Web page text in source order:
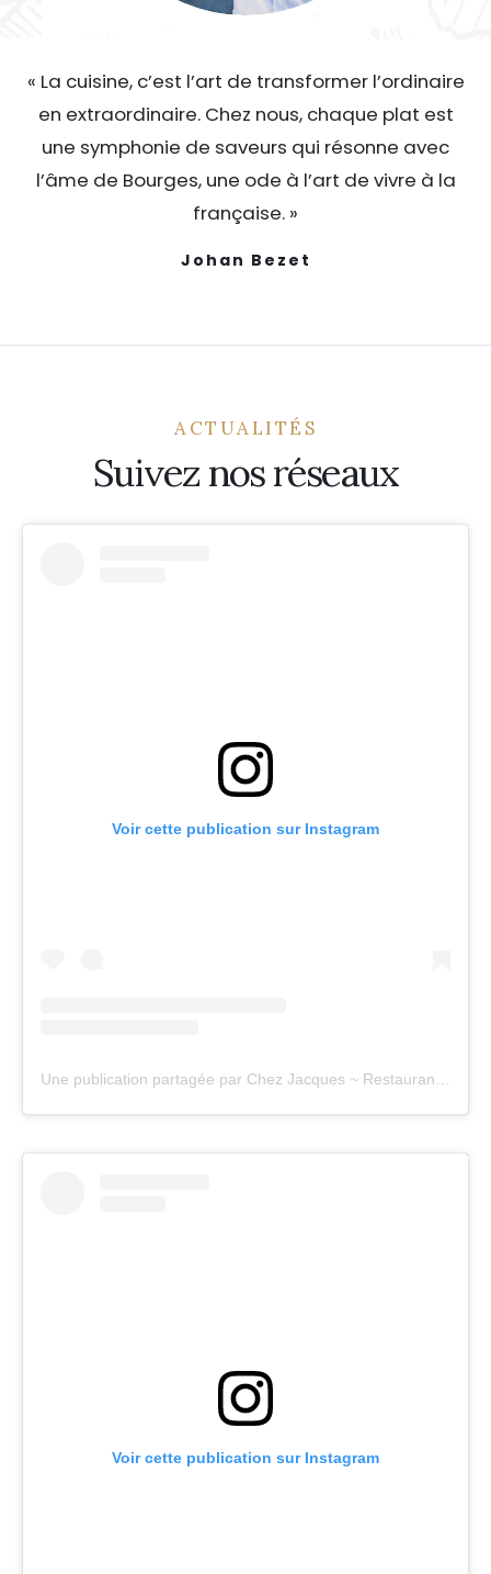
« La cuisine, c’est l’art de transformer l’ordinaire
en extraordinaire. Chez nous, chaque plat est
une symphonie de saveurs qui résonne avec
l’âme de Bourges, une ode à l’art de vivre à la
française. »
Johan Bezet
ACTUALITÉS
Suivez nos réseaux
Voir cette publication sur Instagram
Voir cette publication sur Instagram